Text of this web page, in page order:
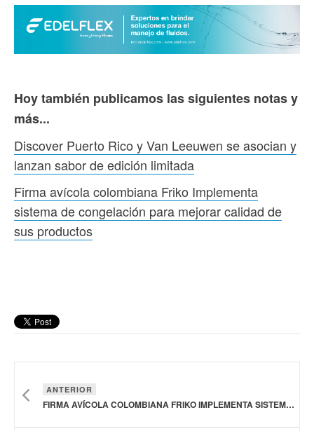
Hoy también publicamos las siguientes notas y
más...
Discover Puerto Rico y Van Leeuwen se asocian y
lanzan sabor de edición limitada
Firma avícola colombiana Friko Implementa
sistema de congelación para mejorar calidad de
sus productos
ANTERIOR
FIRMA AVÍCOLA COLOMBIANA FRIKO IMPLEMENTA SISTEMA DE CONGELACIÓN PARA MEJORAR CALIDAD DE SUS PRODUCTOS